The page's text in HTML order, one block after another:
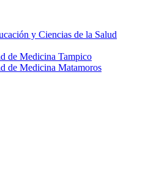
y Ciencias de la Salud
de Medicina Tampico
de Medicina Matamoros